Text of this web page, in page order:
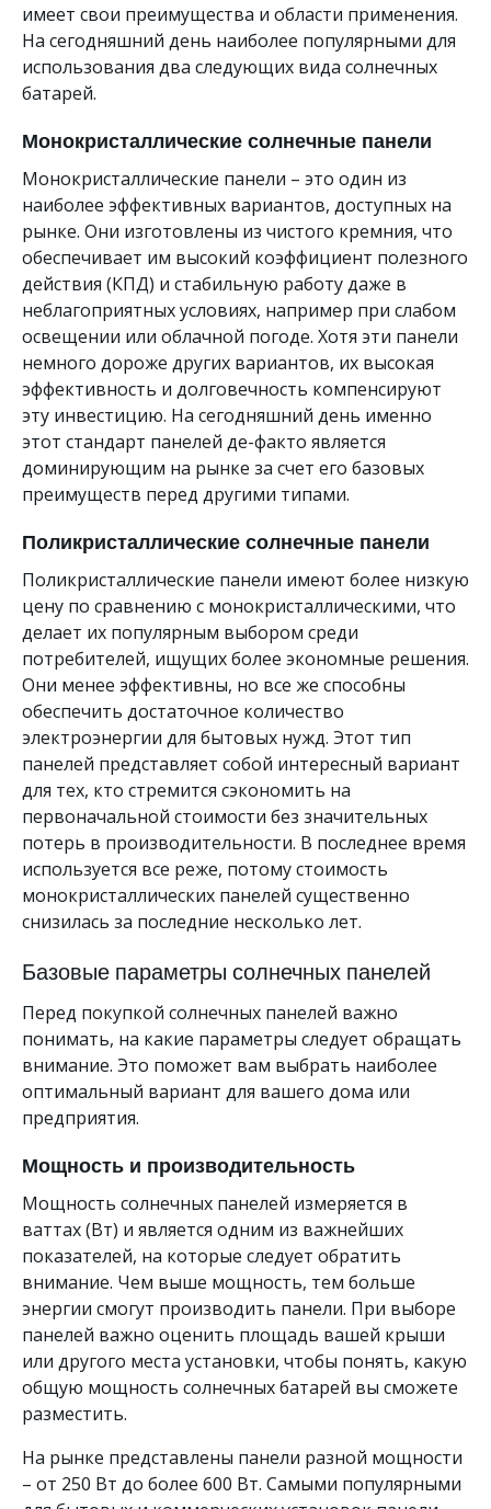
имеет свои преимущества и области применения.
На сегодняшний день наиболее популярными для
использования два следующих вида солнечных
батарей.
Монокристаллические солнечные панели
Монокристаллические панели – это один из
наиболее эффективных вариантов, доступных на
рынке. Они изготовлены из чистого кремния, что
обеспечивает им высокий коэффициент полезного
действия (КПД) и стабильную работу даже в
неблагоприятных условиях, например при слабом
освещении или облачной погоде. Хотя эти панели
немного дороже других вариантов, их высокая
эффективность и долговечность компенсируют
эту инвестицию. На сегодняшний день именно
этот стандарт панелей де-факто является
доминирующим на рынке за счет его базовых
преимуществ перед другими типами.
Поликристаллические солнечные панели
Поликристаллические панели имеют более низкую
цену по сравнению с монокристаллическими, что
делает их популярным выбором среди
потребителей, ищущих более экономные решения.
Они менее эффективны, но все же способны
обеспечить достаточное количество
электроэнергии для бытовых нужд. Этот тип
панелей представляет собой интересный вариант
для тех, кто стремится сэкономить на
первоначальной стоимости без значительных
потерь в производительности. В последнее время
используется все реже, потому стоимость
монокристаллических панелей существенно
снизилась за последние несколько лет.
Базовые параметры солнечных панелей
Перед покупкой солнечных панелей важно
понимать, на какие параметры следует обращать
внимание. Это поможет вам выбрать наиболее
оптимальный вариант для вашего дома или
предприятия.
Мощность и производительность
Мощность солнечных панелей измеряется в
ваттах (Вт) и является одним из важнейших
показателей, на которые следует обратить
внимание. Чем выше мощность, тем больше
энергии смогут производить панели. При выборе
панелей важно оценить площадь вашей крыши
или другого места установки, чтобы понять, какую
общую мощность солнечных батарей вы сможете
разместить.
На рынке представлены панели разной мощности
– от 250 Вт до более 600 Вт. Самыми популярными